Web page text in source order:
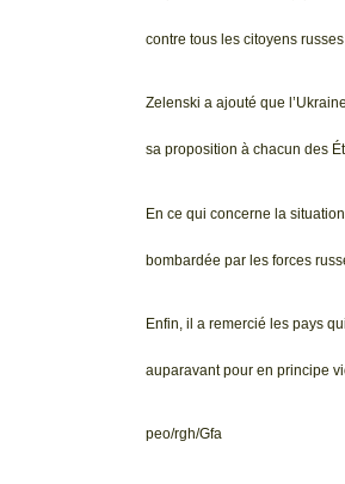
contre tous les citoyens
Zelenski a ajouté que
sa proposition à chacun des
En ce qui concerne la
bombardée par les forces
Enfin, il a remercié les pays
auparavant pour en principe
peo/rgh/Gfa